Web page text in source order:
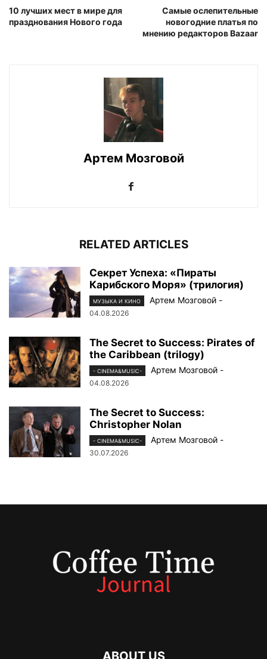
10 лучших мест в мире для
празднования Нового года
Самые ослепительные
новогодние платья по
мнению редакторов Bazaar
Артем Мозговой
RELATED ARTICLES
Секрет Успеха: «Пираты
Карибского Моря» (трилогия)
МУЗЫКА И КИНО Артем Мозговой -
04.08.2026
The Secret to Success: Pirates of
the Caribbean (trilogy)
- CINEMA&MUSIC- Артем Мозговой -
04.08.2026
The Secret to Success:
Christopher Nolan
- CINEMA&MUSIC- Артем Мозговой -
30.07.2026